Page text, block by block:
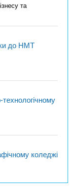
та
до НМТ
технологічному
коледжі